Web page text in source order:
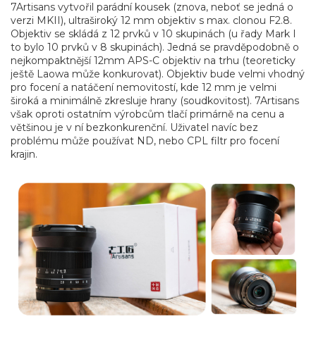
7Artisans vytvořil parádní kousek (znova, neboť se jedná o
verzi MKII), ultraširoký 12 mm objektiv s max. clonou F2.8.
Objektiv se skládá z 12 prvků v 10 skupinách (u řady Mark I
to bylo 10 prvků v 8 skupinách). Jedná se pravděpodobně o
nejkompaktnější 12mm APS-C objektiv na trhu (teoreticky
ještě Laowa může konkurovat). Objektiv bude velmi vhodný
pro focení a natáčení nemovitostí, kde 12 mm je velmi
široká a minimálně zkresluje hrany (soudkovitost). 7Artisans
však oproti ostatním výrobcům tlačí primárně na cenu a
většinou je v ní bezkonkurenční. Uživatel navíc bez
problému může používat ND, nebo CPL filtr pro focení
krajin.